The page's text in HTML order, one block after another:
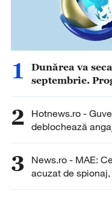
1
Dunărea va
septembrie.
2
Hotnews.ro -
deblochează
Transgaz,
posturi scoase la
3
News.ro - MAE:
acuzat de
Germania/ Nu au